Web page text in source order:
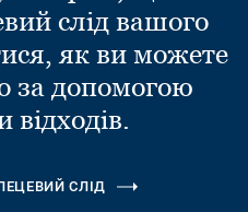
слід вашого
як ви можете
за допомогою
відходів.
СЛІД